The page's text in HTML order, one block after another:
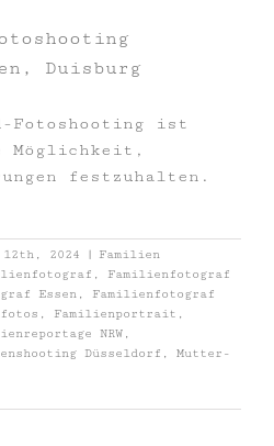
Duisburg
Fotoshooting ist
Möglichkeit,
festzuhalten.
12th, 2024 |
Familien
, Familienfotograf
Essen , Familienfotograf
, Familienportrait ,
NRW ,
Düsseldorf , Mutter-